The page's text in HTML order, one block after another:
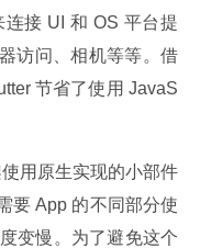
连接 UI 和 OS 平台提
访问、相机等等。借
节省了使用 JavaS
用原生实现的小部件
要 App 的不同部分使
变慢。为了避免这个